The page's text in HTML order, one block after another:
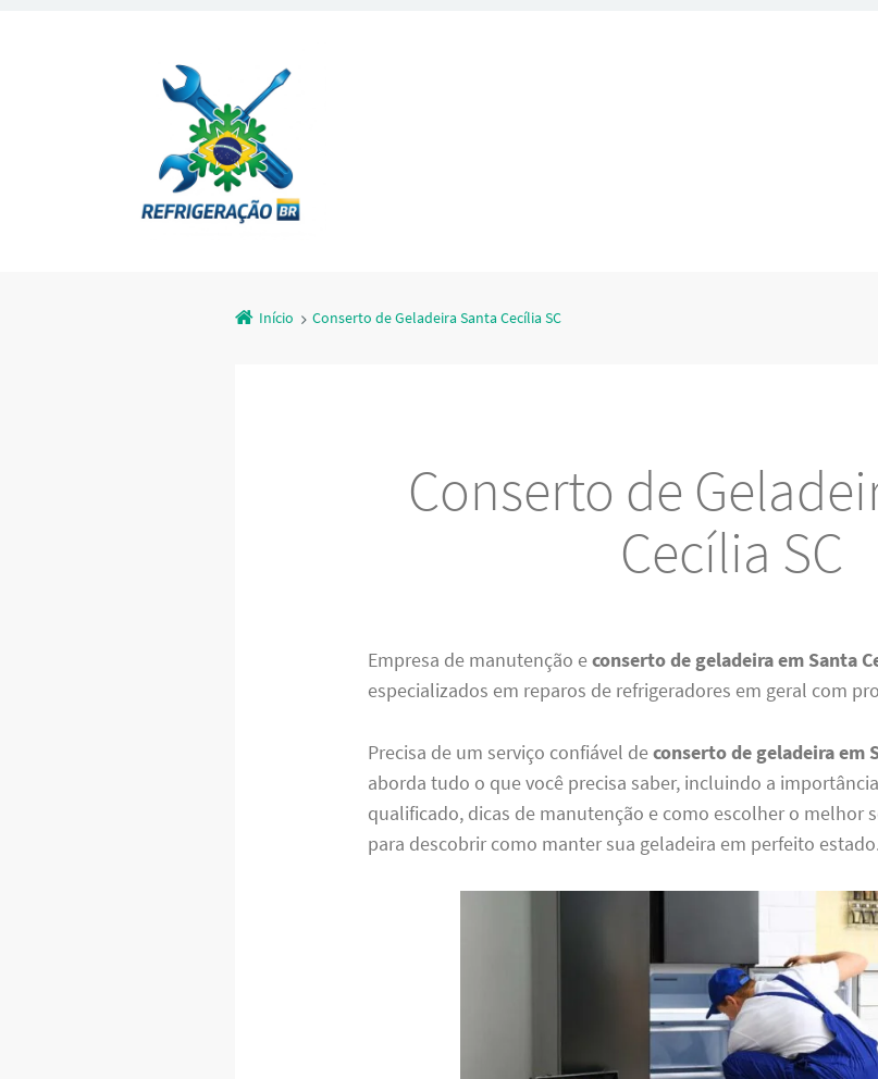
Início Conserto de Geladeira Santa Cecília SC
Conserto de
Cecília SC
Empresa de manutenção econserto de geladeira em Santa
especializados em reparos de refrigeradores em geral com
Precisa de um serviço confiável deconserto de geladeira em
aborda tudo o que você precisa saber, incluindo a
qualificado, dicas de manutenção e como escolher o melhor
para descobrir como manter sua geladeira em perfeito estado.